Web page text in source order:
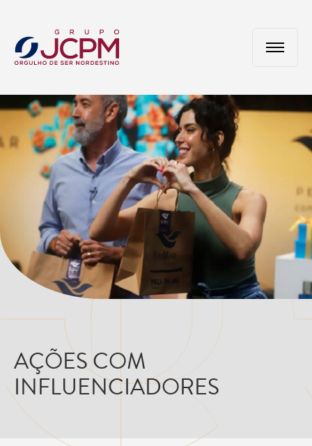
AÇÕES COM
INFLUENCIADORES